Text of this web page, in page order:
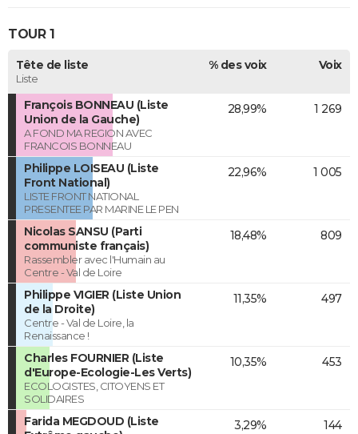
TOUR 1
Tête de liste
Liste
% des voix Voix
François BONNEAU (Liste
Union de la Gauche)
A FOND MA REGION AVEC
FRANCOIS BONNEAU
28,99% 1 269
Philippe LOISEAU (Liste
Front National)
LISTE FRONT NATIONAL
PRESENTEE PAR MARINE LE PEN
22,96% 1 005
Nicolas SANSU (Parti
communiste français)
Rassembler avec l'Humain au
Centre - Val de Loire
18,48% 809
Philippe VIGIER (Liste Union
de la Droite)
Centre - Val de Loire, la
Renaissance !
11,35% 497
Charles FOURNIER (Liste
d'Europe-Ecologie-Les Verts)
ECOLOGISTES, CITOYENS ET
SOLIDAIRES
10,35% 453
Farida MEGDOUD (Liste
3,29% 144